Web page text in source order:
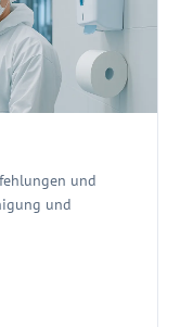
und
und